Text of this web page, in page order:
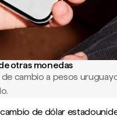
otras monedas
cambio a pesos
de dólar